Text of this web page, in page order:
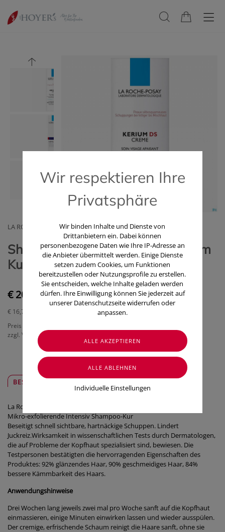
LA ROCHE POSAY (COSMETIQUE ACTIVE OESTERREICH)
Shampoon La Roche Posay Kerium
Kur Hartnaeck.schuppen 125ml
€ 20,90
€ 16,72
Preis inkl. MwSt.
zzgl. Versandkosten
BESCHREIBUNG
La Roche-Posay Kerium Antischuppen Intensiv Shampoo-Kur
Mikro-exfolierende Intensiv Shampoo-Kur
Beseitigt schnell sichtbare, hartnäckige Schuppen. Lindert
Juckreiz.Wirksamkeit in wissenschaftlichen Tests durch Dermatologen,
die auf Probleme der Kopfhaut spezialisiert sind, bewiesen. Die
Testpersonen bestätigten die hervorragenden Eigenschaften des
Produktes: 92% glänzendes Haar, 90% geschmeidiges Haar, 84%
bessere Kämmbarkeit des Haars.
Anwendungshinweise
Drei Wochen lang jeweils zwei mal pro Woche sanft auf die Kopfhaut
einmassieren, einige Minuten einwirken lassen und wieder ausspülen.
Der cremige, erfrischende Schaum reinigt die Haare sanft, ohne sie
Wir respektieren Ihre
Privatsphäre
Wir binden Inhalte und Dienste von
Drittanbietern ein. Dabei können
personenbezogene Daten wie Ihre IP-Adresse an
die Anbieter übermittelt werden. Einige Dienste
setzen zudem Cookies, um Funktionen
bereitzustellen oder Nutzungsprofile zu erstellen.
Sie entscheiden, welche Inhalte geladen werden
dürfen. Ihre Einwilligung können Sie jederzeit auf
unserer Datenschutzseite widerrufen oder
anpassen.
Individuelle Einstellungen